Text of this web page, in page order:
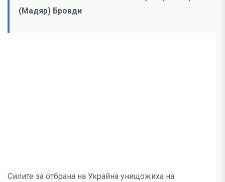
(Мадяр) Бровди
Силите за отбрана на Украйна унищожиха на